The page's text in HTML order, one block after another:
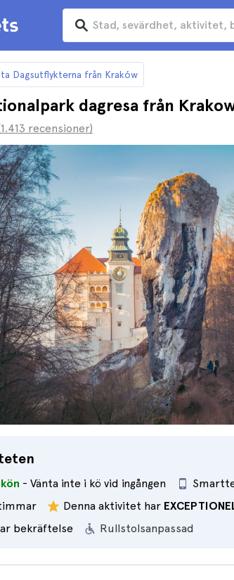
Dagsutflykterna från Kraków
dagresa från
recensioner)
- Vänta inte i kö vid ingången
Rullstolsanpassad
Denna aktivitet har
bekräftelse